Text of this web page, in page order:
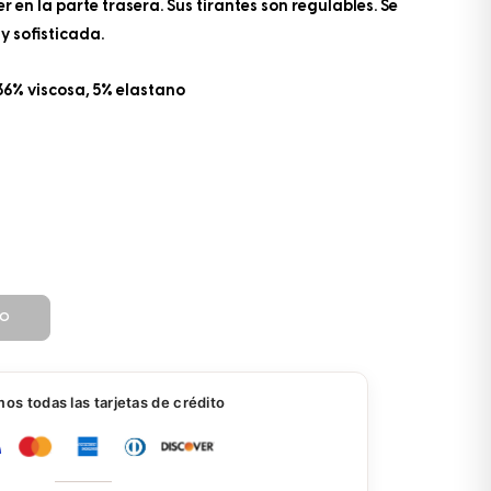
en la parte trasera. Sus tirantes son regulables. Se
sofisticada.
viscosa, 5% elastano
todas las tarjetas de crédito